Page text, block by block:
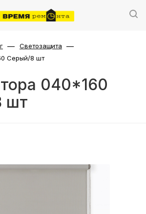
— Светозащита —
Серый/8 шт
040*160
шт